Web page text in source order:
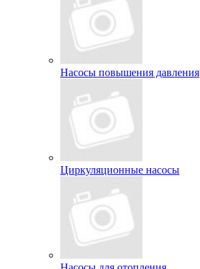
Насосы повышения давления
Циркуляционные насосы